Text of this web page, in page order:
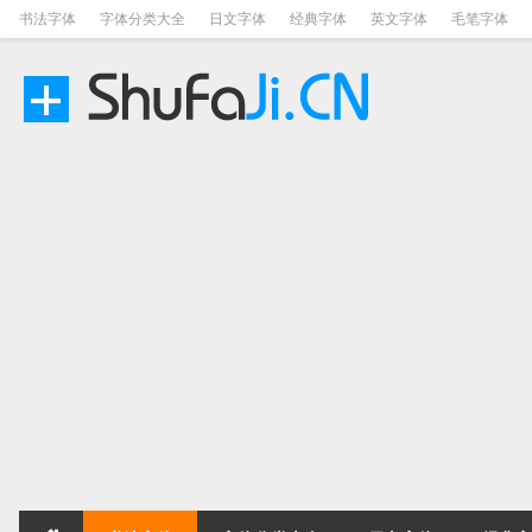
书法字体 字体分类大全 日文字体 经典字体 英文字体 毛笔字体